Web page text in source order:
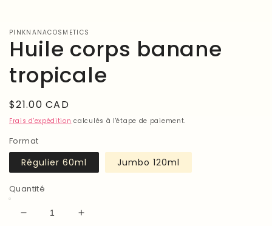
une
fenêtre
modale
PINKNANACOSMETICS
Huile corps banane
tropicale
Prix
habituel
$21.00 CAD
Frais d'expédition calculés à l'étape de paiement.
Format
Régulier 60ml Jumbo 120ml
Quantité
Réduire
Augmenter